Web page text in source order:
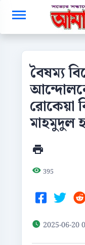
বৈষম্য
রোকেয়া
মাহমুদুল
395
2025-06-20